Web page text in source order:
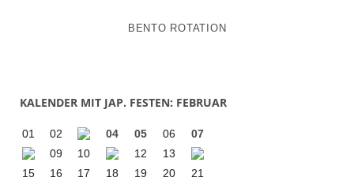
BENTO ROTATION
KALENDER MIT JAP. FESTEN: FEBRUAR
01 02 04 05 06
07
09
10 12
13
15
16 17 18 19 20 21